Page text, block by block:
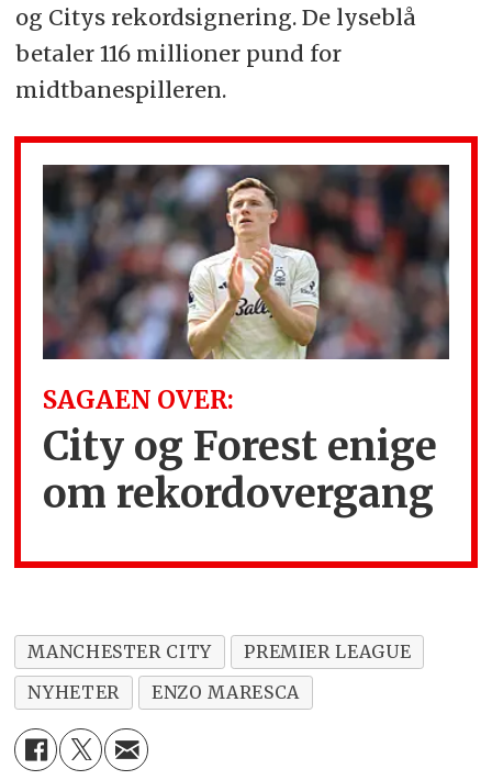
og Citys rekordsignering. De lyseblå
betaler 116 millioner pund for
midtbanespilleren.
SAGAEN OVER:
City og Forest enige
om rekordovergang
MANCHESTER CITY
PREMIER LEAGUE
NYHETER
ENZO MARESCA